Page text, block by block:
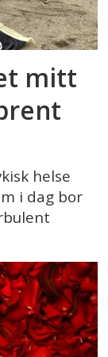
mitt
helse
i dag bor